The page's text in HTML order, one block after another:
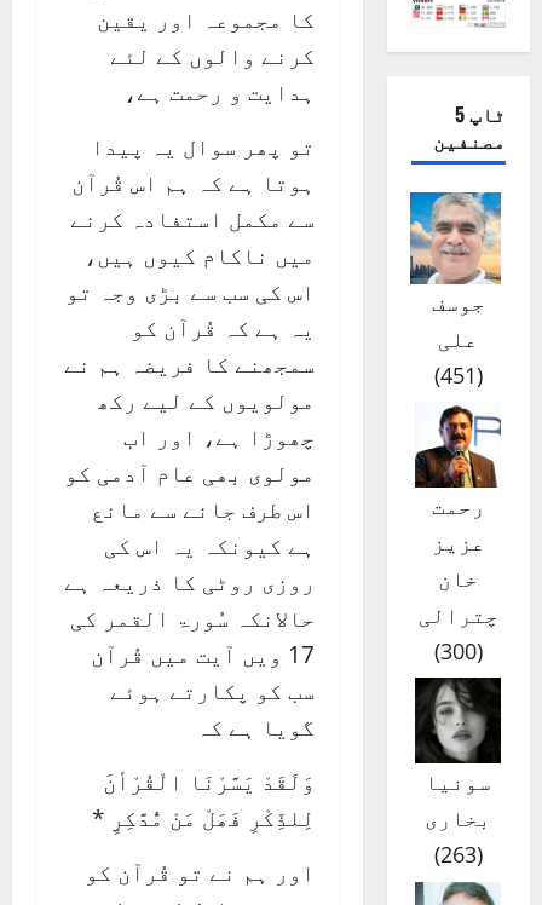
کا مجموعہ اور یقین
کرنے والوں کے لئے
ہدایت و رحمت ہے،
تو پھر سوال یہ پیدا
ہوتا ہے کہ ہم اس قُرآن
سے مکمل استفادہ کرنے
میں ناکام کیوں ہیں،
اس کی سب سے بڑی وجہ تو
یہ ہے کہ قُرآن کو
سمجھنے کا فریضہ ہم نے
مولویوں کے لیے رکھ
چھوڑا ہے، اور اب
مولوی بھی عام آدمی کو
اس طرف جانے سے مانع
ہے کیونکہ یہ اس کی
روزی روٹی کا ذریعہ ہے
حالانکہ سُورۃ القمر کی
17 ویں آیت میں قُرآن
سب کو پکارتے ہوئے
گویا ہے کہ
وَلَقَدْ يَسَّرْنَا الْقُرْأنَ
لِلذِّكْرِ فَھَلْ مَنْ مُّدَّكِرٍ *
اور ہم نے تو قُرآن کو
ٹاپ 5
مصنفین
جوسف
علی
(
451
)
رحمت
عزیز
خان
چترالی
(
300
)
سونیا
بخاری
(
263
)